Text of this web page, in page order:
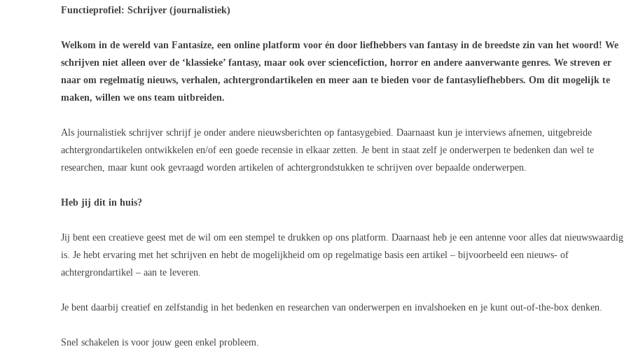
Functieprofiel: Schrijver (journalistiek)
Welkom in de wereld van Fantasize, een online platform voor én door liefhebbers van fantasy in de breedste zin van het woord! We
schrijven niet alleen over de ‘klassieke’ fantasy, maar ook over sciencefiction, horror en andere aanverwante genres. We streven er
naar om regelmatig nieuws, verhalen, achtergrondartikelen en meer aan te bieden voor de fantasyliefhebbers. Om dit mogelijk te
maken, willen we ons team uitbreiden.
Als journalistiek schrijver schrijf je onder andere nieuwsberichten op fantasygebied. Daarnaast kun je interviews afnemen, uitgebreide
achtergrondartikelen ontwikkelen en/of een goede recensie in elkaar zetten. Je bent in staat zelf je onderwerpen te bedenken dan wel te
researchen, maar kunt ook gevraagd worden artikelen of achtergrondstukken te schrijven over bepaalde onderwerpen.
Heb jij dit in huis?
Jij bent een creatieve geest met de wil om een stempel te drukken op ons platform. Daarnaast heb je een antenne voor alles dat nieuwswaardig
is. Je hebt ervaring met het schrijven en hebt de mogelijkheid om op regelmatige basis een artikel – bijvoorbeeld een nieuws- of
achtergrondartikel – aan te leveren.
Je bent daarbij creatief en zelfstandig in het bedenken en researchen van onderwerpen en invalshoeken en je kunt out-of-the-box denken.
Snel schakelen is voor jouw geen enkel probleem.